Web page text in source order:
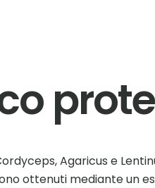
Agaricus e
ottenuti mediante un